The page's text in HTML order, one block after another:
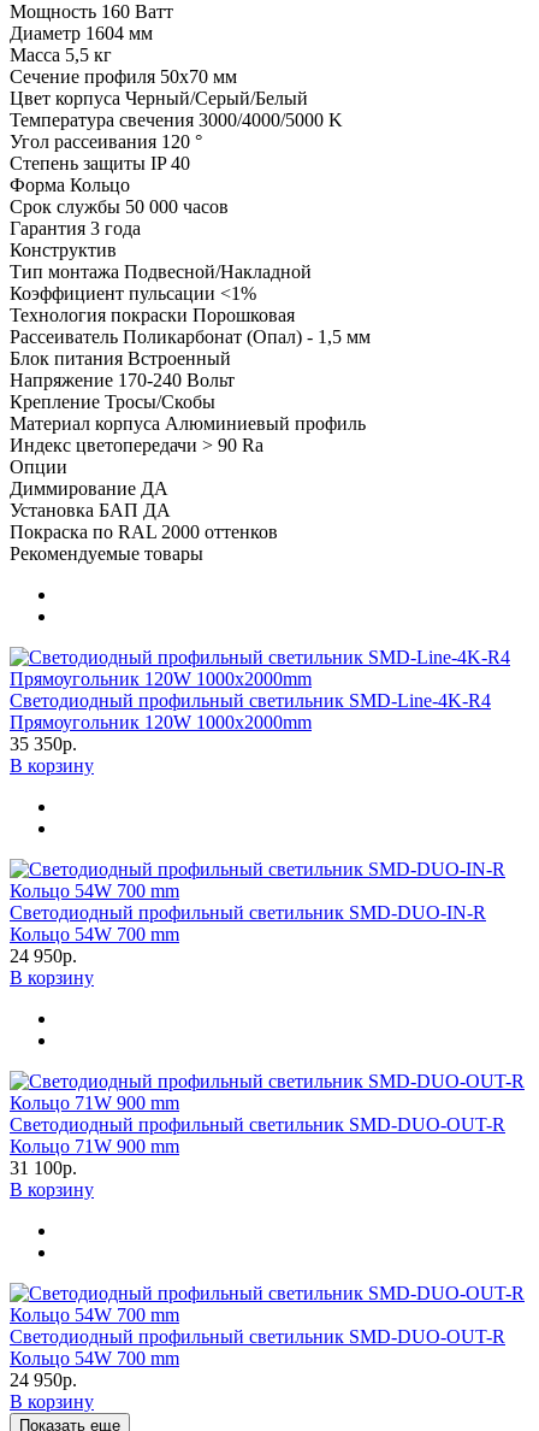
Мощность 160 Ватт
Диаметр 1604 мм
Масса 5,5 кг
Сечение профиля 50х70 мм
Цвет корпуса Черный/Серый/Белый
Температура свечения 3000/4000/5000 K
Угол рассеивания 120 °
Степень защиты IP 40
Форма Кольцо
Срок службы 50 000 часов
Гарантия 3 года
Конструктив
Тип монтажа Подвесной/Накладной
Коэффициент пульсации <1%
Технология покраски Порошковая
Рассеиватель Поликарбонат (Опал) - 1,5 мм
Блок питания Встроенный
Напряжение 170-240 Вольт
Крепление Тросы/Скобы
Материал корпуса Алюминиевый профиль
Индекс цветопередачи > 90 Ra
Опции
Диммирование ДА
Установка БАП ДА
Покраска по RAL 2000 оттенков
Рекомендуемые товары
Светодиодный профильный светильник SMD-Line-4K-R4
Прямоугольник 120W 1000х2000mm
35 350р.
В корзину
Светодиодный профильный светильник SMD-DUO-IN-R
Кольцо 54W 700 mm
24 950р.
В корзину
Светодиодный профильный светильник SMD-DUO-OUT-R
Кольцо 71W 900 mm
31 100р.
В корзину
Светодиодный профильный светильник SMD-DUO-OUT-R
Кольцо 54W 700 mm
24 950р.
В корзину
Показать еще